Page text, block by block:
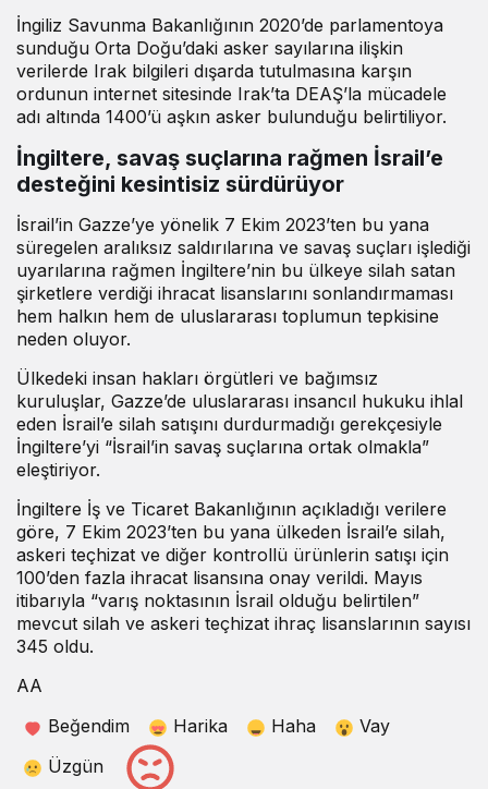
İngiliz Savunma Bakanlığının 2020’de parlamentoya
sunduğu Orta Doğu’daki asker sayılarına ilişkin
verilerde Irak bilgileri dışarda tutulmasına karşın
ordunun internet sitesinde Irak’ta DEAŞ’la mücadele
adı altında 1400’ü aşkın asker bulunduğu belirtiliyor.
İngiltere, savaş suçlarına rağmen İsrail’e
desteğini kesintisiz sürdürüyor
İsrail’in Gazze’ye yönelik 7 Ekim 2023’ten bu yana
süregelen aralıksız saldırılarına ve savaş suçları işlediği
uyarılarına rağmen İngiltere’nin bu ülkeye silah satan
şirketlere verdiği ihracat lisanslarını sonlandırmaması
hem halkın hem de uluslararası toplumun tepkisine
neden oluyor.
Ülkedeki insan hakları örgütleri ve bağımsız
kuruluşlar, Gazze’de uluslararası insancıl hukuku ihlal
eden İsrail’e silah satışını durdurmadığı gerekçesiyle
İngiltere’yi “İsrail’in savaş suçlarına ortak olmakla”
eleştiriyor.
İngiltere İş ve Ticaret Bakanlığının açıkladığı verilere
göre, 7 Ekim 2023’ten bu yana ülkeden İsrail’e silah,
askeri teçhizat ve diğer kontrollü ürünlerin satışı için
100’den fazla ihracat lisansına onay verildi. Mayıs
itibarıyla “varış noktasının İsrail olduğu belirtilen”
mevcut silah ve askeri teçhizat ihraç lisanslarının sayısı
345 oldu.
AA
Beğendim
Harika Haha
Vay
Üzgün